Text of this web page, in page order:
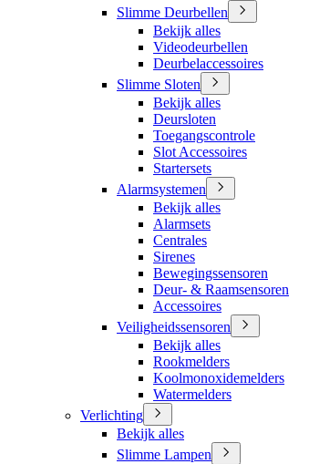
Slimme Deurbellen
Bekijk alles
Videodeurbellen
Deurbelaccessoires
Slimme Sloten
Bekijk alles
Deursloten
Toegangscontrole
Slot Accessoires
Startersets
Alarmsystemen
Bekijk alles
Alarmsets
Centrales
Sirenes
Bewegingssensoren
Deur- & Raamsensoren
Accessoires
Veiligheidssensoren
Bekijk alles
Rookmelders
Koolmonoxidemelders
Watermelders
Verlichting
Bekijk alles
Slimme Lampen